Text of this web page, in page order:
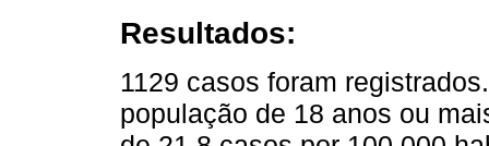
Resultados:
1129 casos foram
população de 18 anos ou